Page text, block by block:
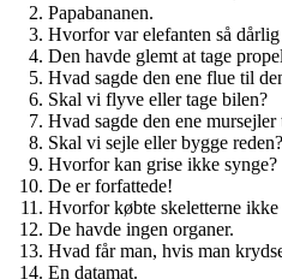
Papabananen.
Hvorfor var elefanten så
Den havde glemt at tage
Hvad sagde den ene flue til
Skal vi flyve eller tage bilen?
Hvad sagde den ene
Skal vi sejle eller bygge reden?
Hvorfor kan grise ikke synge?
De er forfattede!
Hvorfor købte skeletterne
De havde ingen organer.
Hvad får man, hvis man
En datamat.